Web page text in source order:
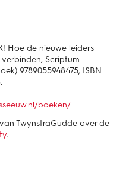
Hoe de nieuwe leiders
Scriptum
9789055948475, ISBN
boeken/
TwynstraGudde over de
.